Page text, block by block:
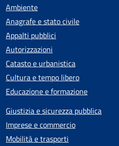
Ambiente
Anagrafe e stato civile
Appalti pubblici
Autorizzazioni
Catasto e urbanistica
Cultura e tempo libero
Educazione e formazione
Giustizia e sicurezza pubblica
Imprese e commercio
Mobilità e trasporti